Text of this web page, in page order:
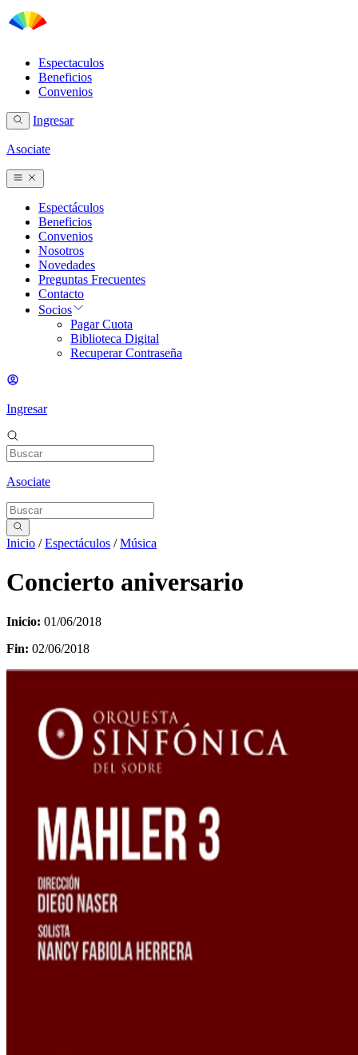
Espectaculos
Beneficios
Convenios
Ingresar
Asociate
Espectáculos
Beneficios
Convenios
Nosotros
Novedades
Preguntas Frecuentes
Contacto
Socios
Pagar Cuota
Biblioteca Digital
Recuperar Contraseña
Ingresar
Asociate
Inicio /Espectáculos /Música
Concierto aniversario
Inicio: 01/06/2018
Fin: 02/06/2018